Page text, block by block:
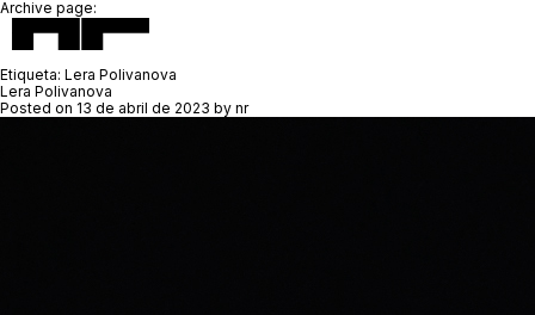
Archive page:
Etiqueta: Lera Polivanova
Lera Polivanova
Posted on 13 de abril de 2023 by nr